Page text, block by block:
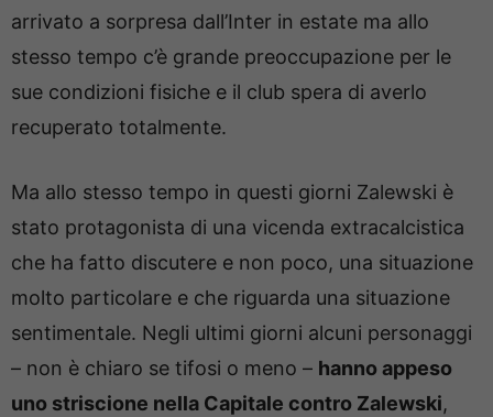
arrivato a sorpresa dall’Inter in estate ma allo
stesso tempo c’è grande preoccupazione per le
sue condizioni fisiche e il club spera di averlo
recuperato totalmente.
Ma allo stesso tempo in questi giorni Zalewski è
stato protagonista di una vicenda extracalcistica
che ha fatto discutere e non poco, una situazione
molto particolare e che riguarda una situazione
sentimentale. Negli ultimi giorni alcuni personaggi
– non è chiaro se tifosi o meno – hanno appeso
uno striscione nella Capitale contro Zalewski,